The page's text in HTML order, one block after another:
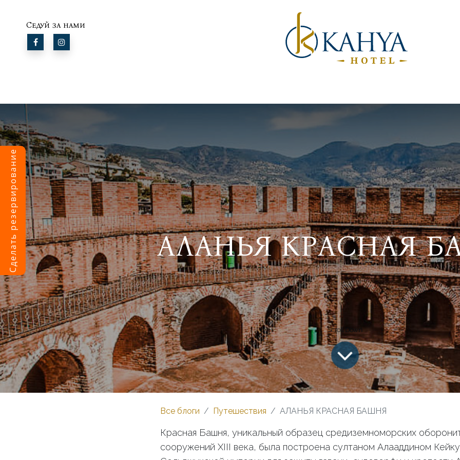
Следуй за нами
АЛАНЬЯ КРАСНАЯ
Все блоги Путешествия АЛАНЬЯ КРАСНАЯ БАШНЯ
Красная Башня, уникальный образец средиземноморских
сооружений XIII века, была построена султаном Алааддином
Сделать резервирование